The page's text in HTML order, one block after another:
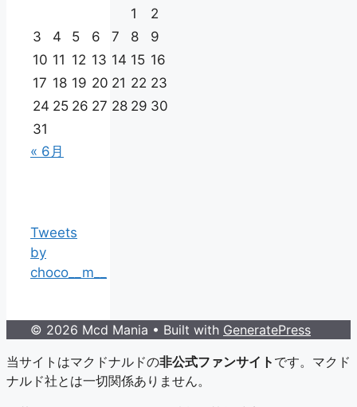
1
2
3
4 5 6 7 8
9
10 11 12 13 14 15 16
17 18 19 20 21 22 23
24 25 26 27 28 29 30
31
« 6月
Tweets
by
choco__m__
© 2026 Mcd Mania • Built with GeneratePress
当サイトはマクドナルドの非公式ファンサイト です。マクド
ナルド社とは一切関係ありません。